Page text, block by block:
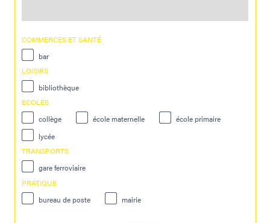
COMMERCES ET SANTÉ
bar
LOISIRS
bibliothèque
ECOLES
collège
école maternelle
école primaire
lycée
TRANSPORTS
gare ferroviaire
PRATIQUE
bureau de poste
mairie